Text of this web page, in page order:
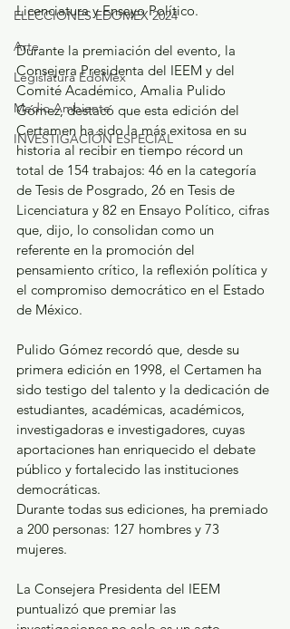
ELECCIONES EDOMEX 2024
Arte
Legislatura EdoMéx
Medio Ambiente
INVESTIGACIÓN ESPECIAL
Licenciatura y Ensayo Político.
Durante la premiación del evento, la
Consejera Presidenta del IEEM y del
Comité Académico, Amalia Pulido
Gómez, destacó que esta edición del
Certamen ha sido la más exitosa en su
historia al recibir en tiempo récord un
total de 154 trabajos: 46 en la categoría
de Tesis de Posgrado, 26 en Tesis de
Licenciatura y 82 en Ensayo Político, cifras
que, dijo, lo consolidan como un
referente en la promoción del
pensamiento crítico, la reflexión política y
el compromiso democrático en el Estado
de México.
Pulido Gómez recordó que, desde su
primera edición en 1998, el Certamen ha
sido testigo del talento y la dedicación de
estudiantes, académicas, académicos,
investigadoras e investigadores, cuyas
aportaciones han enriquecido el debate
público y fortalecido las instituciones
democráticas.
Durante todas sus ediciones, ha premiado
a 200 personas: 127 hombres y 73
mujeres.
La Consejera Presidenta del IEEM
puntualizó que premiar las